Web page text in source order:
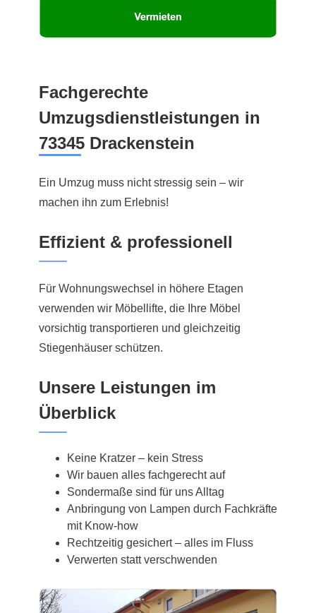
Fachgerechte
Umzugsdienstleistungen in
73345 Drackenstein
Ein Umzug muss nicht stressig sein – wir
machen ihn zum Erlebnis!
Effizient & professionell
Für Wohnungswechsel in höhere Etagen
verwenden wir Möbellifte, die Ihre Möbel
vorsichtig transportieren und gleichzeitig
Stiegenhäuser schützen.
Unsere Leistungen im
Überblick
Keine Kratzer – kein Stress
Wir bauen alles fachgerecht auf
Sondermaße sind für uns Alltag
Anbringung von Lampen durch Fachkräfte
mit Know-how
Rechtzeitig gesichert – alles im Fluss
Verwerten statt verschwenden